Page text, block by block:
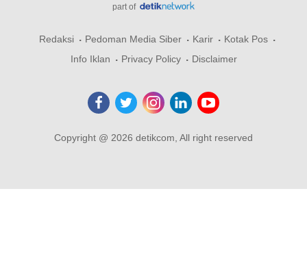
part of
Redaksi Pedoman Media Siber Karir
Kotak Pos
Info Iklan
Privacy Policy Disclaimer
Copyright @ 2026 detikcom, All right reserved